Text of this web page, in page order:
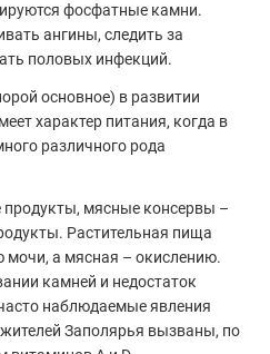
фосфатные камни.
ангины, следить за
половых инфекций.
основное) в развитии
характер питания, когда в
различного рода
мясные консервы –
Растительная пища
мочи, а мясная – окислению.
камней и недостаток
наблюдаемые явления
Заполярья вызваны, по